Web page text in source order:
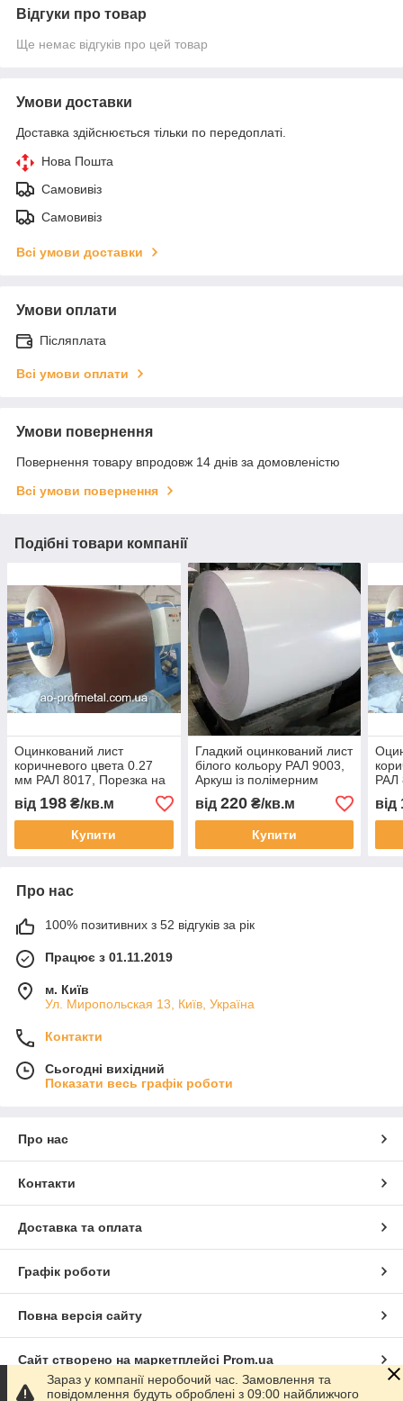
Відгуки про товар
Ще немає відгуків про цей товар
Умови доставки
Доставка здійснюється тільки по передоплаті.
Нова Пошта
Самовивіз
Самовивіз
Всі умови доставки
Умови оплати
Післяплата
Всі умови оплати
Умови повернення
Повернення товару впродовж 14 днів за домовленістю
Всі умови повернення
Подібні товари компанії
Оцинкований лист
коричневого цвета 0.27
мм РАЛ 8017, Порезка на
полосы.
від 198 ₴/кв.м
Купити
Гладкий оцинкований лист
білого кольору РАЛ 9003,
Аркуш із полімерним
покриттям РАЛ 9003.
від 220₴/кв.м
Купити
РАЛ
від
Про нас
100% позитивних з 52 відгуків за рік
Працює з 01.11.2019
м. Київ
Ул. Миропольская 13, Київ, Україна
Контакти
Сьогодні вихідний
Показати весь графік роботи
Про нас
Контакти
Доставка та оплата
Графік роботи
Повна версія сайту
Сайт створено на маркетплейсі Prom.ua
Зараз у компанії неробочий час. Замовлення та
повідомлення будуть оброблені з 09:00 найближчого